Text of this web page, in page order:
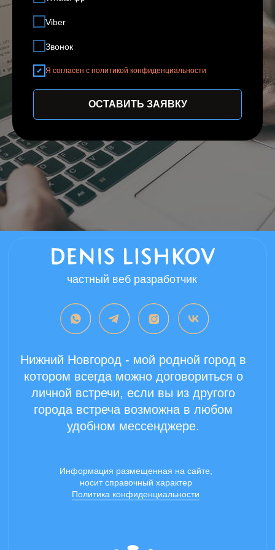
Viber
Звонок
Я согласен с политикой конфиденциальности
ОСТАВИТЬ ЗАЯВКУ